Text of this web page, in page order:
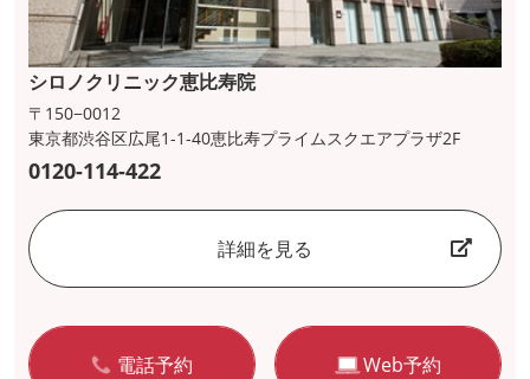
シロノクリニック恵比寿院
〒150−0012
東京都渋谷区広尾1-1-40恵比寿プライムスクエアプラザ2F
0120-114-422
詳細を見る
電話予約 Web予約